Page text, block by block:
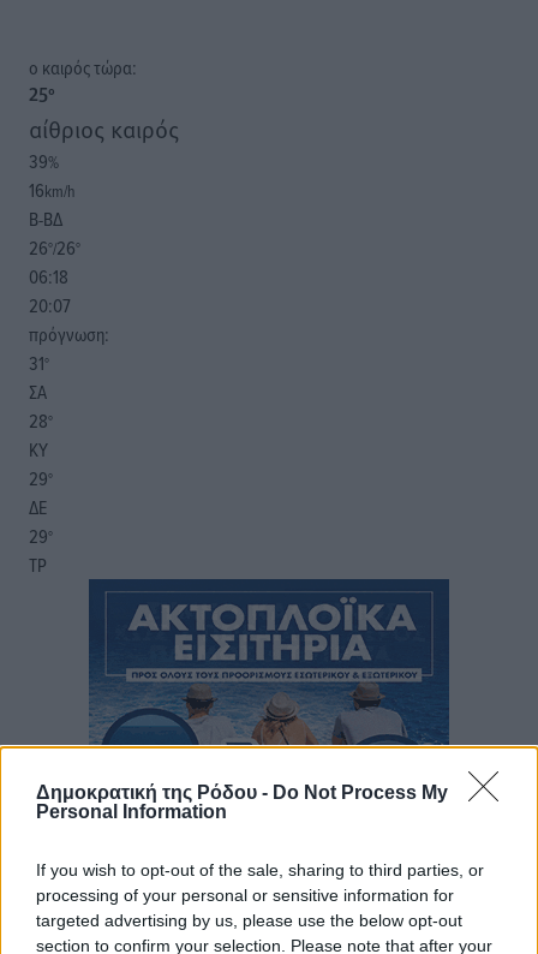
Δημοκρατική της Ρόδου - Do Not Process My
Personal Information
If you wish to opt-out of the sale, sharing to third parties, or
processing of your personal or sensitive information for
targeted advertising by us, please use the below opt-out
section to confirm your selection. Please note that after your
o καιρός τώρα:
25°
αίθριος καιρός
39%
16km/h
Β-ΒΔ
26°/26°
06:18
20:07
πρόγνωση:
31°
ΣΑ
28°
ΚΥ
29°
ΔΕ
29°
ΤΡ